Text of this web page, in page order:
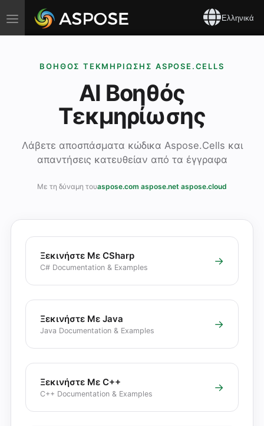
Toggle
navigation
Ελληνικά
ΒΟΗΘΌΣ ΤΕΚΜΗΡΊΩΣΗΣ ASPOSE.CELLS
AI Βοηθός
Τεκμηρίωσης
Λάβετε αποσπάσματα κώδικα Aspose.Cells και
απαντήσεις κατευθείαν από τα έγγραφα
Με τη δύναμη τουaspose.com·aspose.net·aspose.cloud
Ξεκινήστε Με CSharp
C# Documentation & Examples
→
Ξεκινήστε Με Java
Java Documentation & Examples
→
Ξεκινήστε Με C++
C++ Documentation & Examples
→